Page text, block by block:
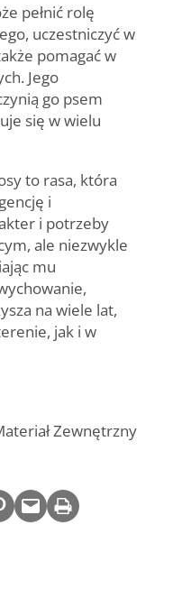
pełnić rolę
uczestniczyć w
pomagać w
Jego
go psem
się w wielu
to rasa, która
i
i potrzeby
ale niezwykle
mu
na wiele lat,
jak i w
Zewnętrzny
Email this Page Print this Page